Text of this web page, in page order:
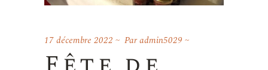
17 décembre 2022 Paradmin5029